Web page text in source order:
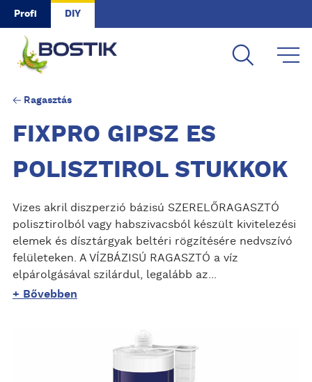
Skip to main content
Profi DIY
Ragasztás
FIXPRO GIPSZ ES
POLISZTIROL STUKKOK
Vizes akril diszperzió bázisú SZERELŐRAGASZTÓ
polisztirolból vagy habszivacsból készült kivitelezési
elemek és dísztárgyak beltéri rögzítésére nedvszívó
felületeken. A VÍZBÁZISÚ RAGASZTÓ a víz
elpárolgásával szilárdul, legalább az...
+ Bővebben